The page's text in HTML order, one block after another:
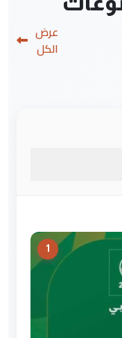
عرض
الكل
1